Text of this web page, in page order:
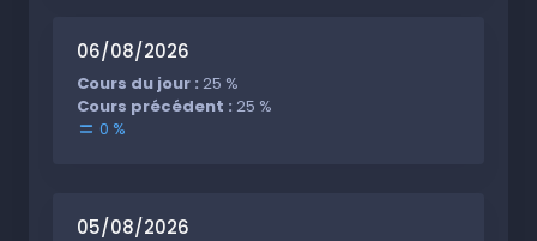
06/08/2026
Cours du jour : 25 %
Cours précédent : 25 %
0 %
05/08/2026